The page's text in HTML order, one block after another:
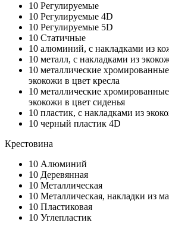
10 Регулируемые
10 Регулируемые 4D
10 Регулируемые 5D
10 Статичные
10 алюминий, с накладками из
10 металл, с накладками из
10 металлические
экокожи в цвет кресла
10 металлические
экокожи в цвет сиденья
10 пластик, с накладками из
10 черный пластик 4D
Крестовина
10 Алюминий
10 Деревянная
10 Металлическая
10 Металлическая, накладки из
10 Пластиковая
10 Углепластик